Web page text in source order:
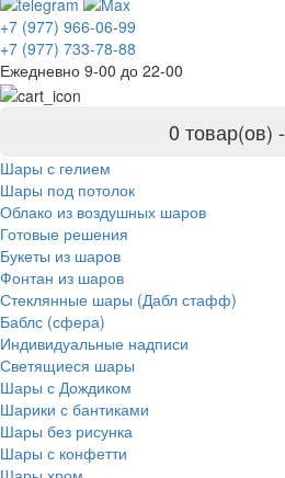
+7 (977) 966-06-99
+7 (977) 733-78-88
Ежедневно 9-00 до 22-00
0 товар(ов) -
Шары с гелием
Шары под потолок
Облако из воздушных шаров
Готовые решения
Букеты из шаров
Фонтан из шаров
Стеклянные шары (Дабл стафф)
Баблс (сфера)
Индивидуальные надписи
Светящиеся шары
Шары с Дождиком
Шарики с бантиками
Шары без рисунка
Шары с конфетти